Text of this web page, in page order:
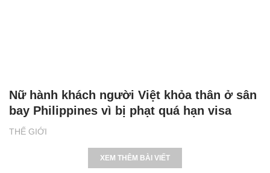
THẾ GIỚI
Nữ hành khách người Việt khỏa thân ở sân
bay Philippines vì bị phạt quá hạn visa
XEM THÊM BÀI VIẾT